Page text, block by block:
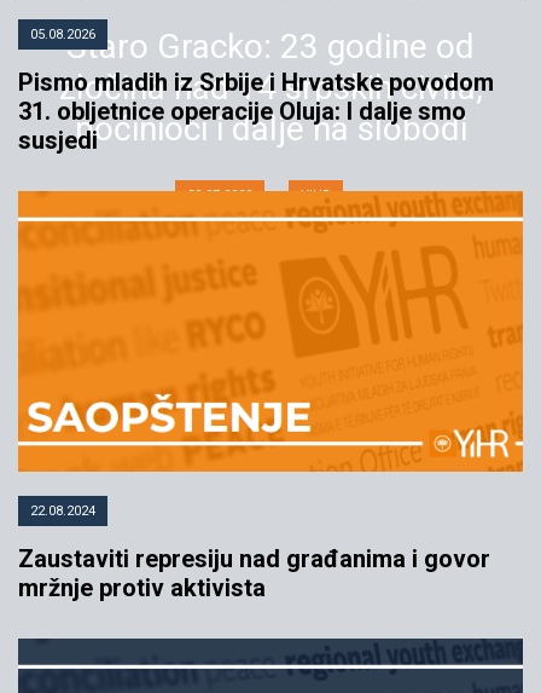
Staro Gracko: 23 godine od
zločina nad 14 srpskih civila,
počinioci i dalje na slobodi
22.07.2022 YIHR
05.08.2026
Pismo mladih iz Srbije i Hrvatske povodom
31. obljetnice operacije Oluja: I dalje smo
susjedi
22.08.2024
Zaustaviti represiju nad građanima i govor
mržnje protiv aktivista